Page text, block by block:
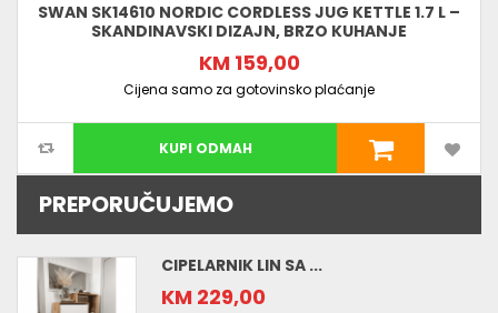
SWAN SK14610 NORDIC CORDLESS JUG KETTLE 1.7 L –
SKANDINAVSKI DIZAJN, BRZO KUHANJE
KM 159,00
Cijena samo za gotovinsko plaćanje
KUPI ODMAH
PREPORUČUJEMO
CIPELARNIK LIN SA ...
KM 229,00